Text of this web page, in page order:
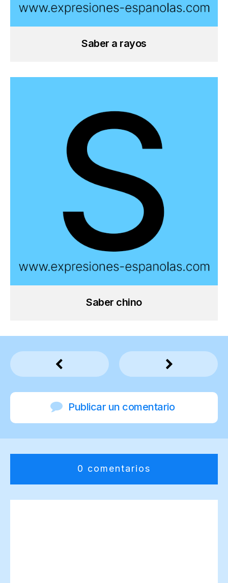
Saber a rayos
Saber chino
Publicar un comentario
0 comentarios